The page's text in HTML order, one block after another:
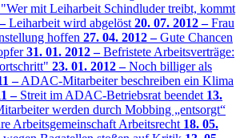
mit Leiharbeit Schindluder treibt, kommt
Leiharbeit wird abgelöst 20. 07. 2012 –Frau
hoffen 27. 04. 2012 –Gute Chancen
31. 01. 2012 –Befristete Arbeitsverträge:
23. 01. 2012 –Noch billiger als
–ADAC-Mitarbeiter beschreiben ein Klima
–Streit im ADAC-Betriebsrat beendet 13.
werden durch Mobbing „entsorgt“
Arbeitsgemeinschaft Arbeitsrecht 18. 05.